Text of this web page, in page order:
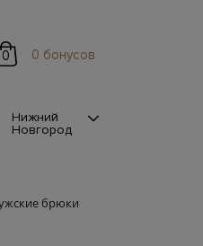
0 0 бонусов
Нижний
Новгород
брюки